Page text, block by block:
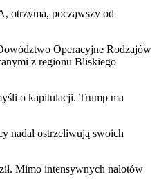
otrzyma, począwszy od
Operacyjne Rodzajów
z regionu Bliskiego
o kapitulacji. Trump ma
nadal ostrzeliwują swoich
Mimo intensywnych nalotów